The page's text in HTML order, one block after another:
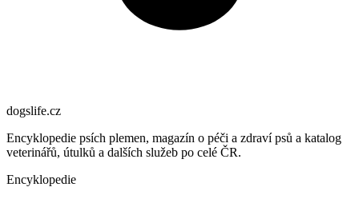
dogslife.cz
Encyklopedie psích plemen, magazín o péči a zdraví psů a katalog
veterinářů, útulků a dalších služeb po celé ČR.
Encyklopedie